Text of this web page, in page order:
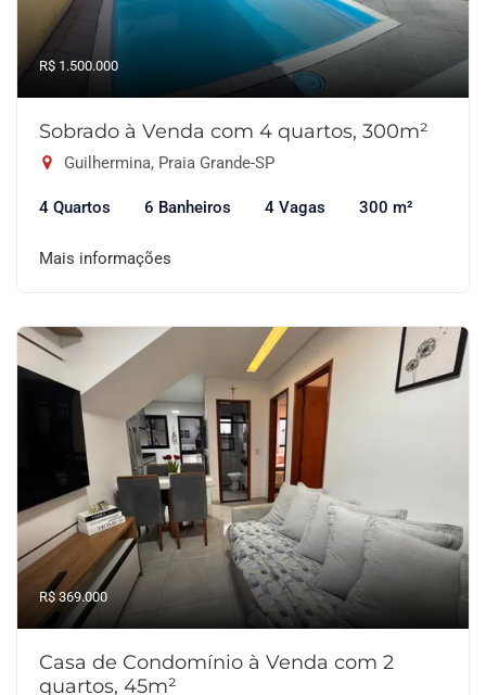
R$ 1.500.000
Sobrado à Venda com 4 quartos, 300m²
Guilhermina, Praia Grande-SP
4 Quartos 6 Banheiros 4 Vagas 300 m²
Mais informações
R$ 369.000
Casa de Condomínio à Venda com 2
quartos, 45m²